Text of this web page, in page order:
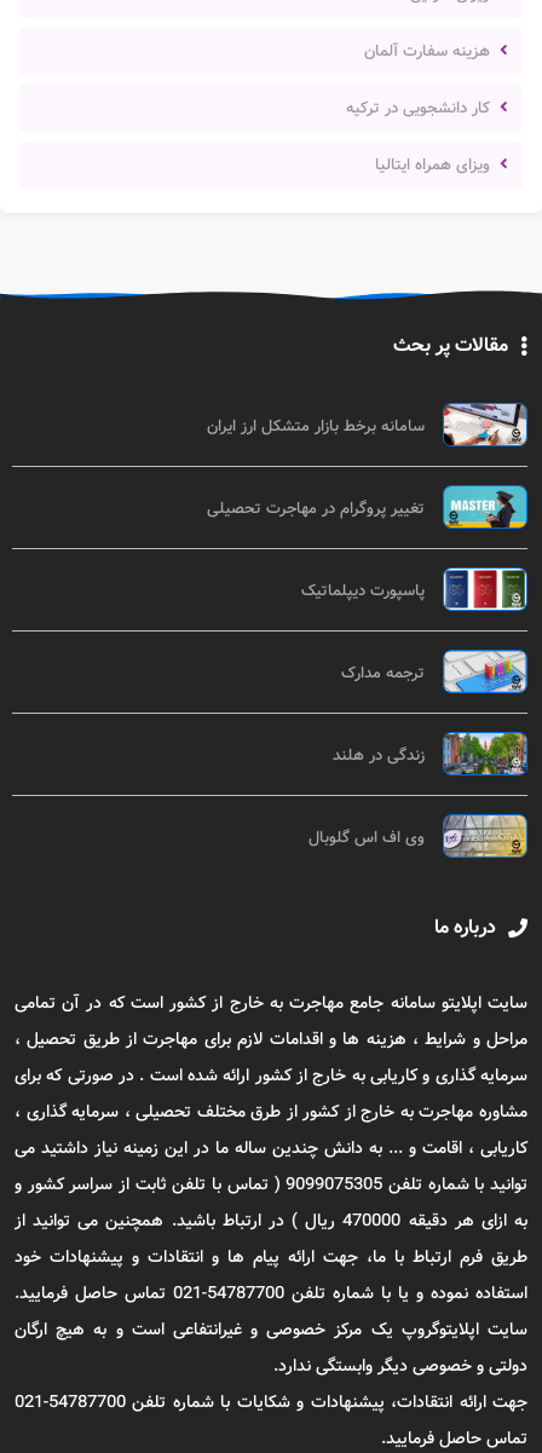
هزینه سفارت آلمان
کار دانشجویی در ترکیه
ویزای همراه ایتالیا
مقالات پر بحث
سامانه برخط بازار متشکل ارز ایران
تغییر پروگرام در مهاجرت تحصیلی
پاسپورت دیپلماتیک
ترجمه مدارک
زندگی در هلند
وی اف اس گلوبال
درباره ما
سایت اپلایتو سامانه جامع مهاجرت به خارج از کشور است که در آن تمامی
مراحل و شرایط ، هزینه ها و اقدامات لازم برای مهاجرت از طریق تحصیل ،
سرمایه گذاری و کاریابی به خارج از کشور ارائه شده است . در صورتی که برای
مشاوره مهاجرت به خارج از کشور از طرق مختلف تحصیلی ، سرمایه گذاری ،
کاریابی ، اقامت و ... به دانش چندین ساله ما در این زمینه نیاز داشتید می
توانید با شماره تلفن 9099075305 ( تماس با تلفن ثابت از سراسر کشور و
به ازای هر دقیقه 470000 ریال ) در ارتباط باشید. همچنین می توانید از
طریق فرم ارتباط با ما، جهت ارائه پیام ها و انتقادات و پیشنهادات خود
استفاده نموده و یا با شماره تلفن 54787700-021 تماس حاصل فرمایید.
سایت اپلایتوگروپ یک مرکز خصوصی و غیرانتفاعی است و به هیچ ارگان
دولتی و خصوصی دیگر وابستگی ندارد.
جهت ارائه انتقادات، پیشنهادات و شکایات با شماره تلفن 54787700-021
تماس حاصل فرمایید.